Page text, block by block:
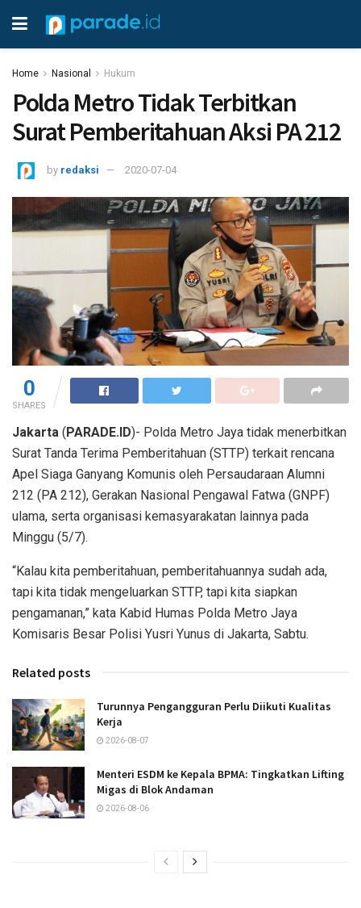
Home Nasional Hukum
Polda Metro Tidak Terbitkan
Surat Pemberitahuan Aksi PA 212
by redaksi 2020-07-04
0
SHARES
Jakarta (PARADE.ID)- Polda Metro Jaya tidak menerbitkan
Surat Tanda Terima Pemberitahuan (STTP) terkait rencana
Apel Siaga Ganyang Komunis oleh Persaudaraan Alumni
212 (PA 212), Gerakan Nasional Pengawal Fatwa (GNPF)
ulama, serta organisasi kemasyarakatan lainnya pada
Minggu (5/7).
“Kalau kita pemberitahuan, pemberitahuannya sudah ada,
tapi kita tidak mengeluarkan STTP, tapi kita siapkan
pengamanan,” kata Kabid Humas Polda Metro Jaya
Komisaris Besar Polisi Yusri Yunus di Jakarta, Sabtu.
Related posts
Turunnya Pengangguran Perlu Diikuti Kualitas
Kerja
2026-08-07
Menteri ESDM ke Kepala BPMA: Tingkatkan Lifting
Migas di Blok Andaman
2026-08-06